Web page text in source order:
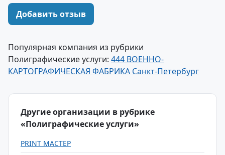
Добавить отзыв
Популярная компания из рубрики
Полиграфические услуги: 444 ВОЕННО-
КАРТОГРАФИЧЕСКАЯ ФАБРИКА Санкт-Петербург
Другие организации в рубрике
«Полиграфические услуги»
PRINT МАСТЕР